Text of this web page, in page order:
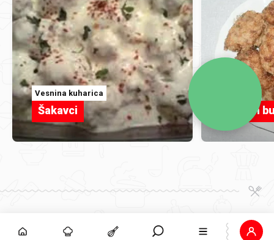
Vesnina kuharica
Šakavci Kadun